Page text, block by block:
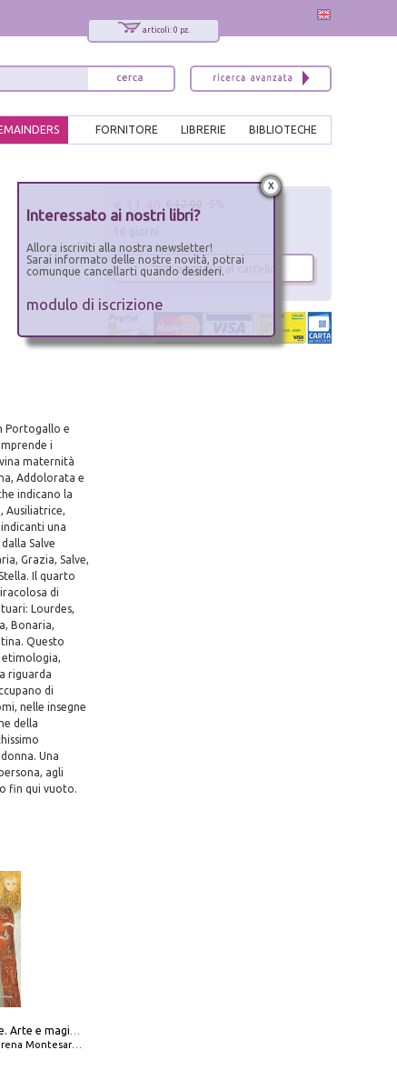
articoli: 0 pz.
BIBLIOTECHE
LIBRERIE
FORNITORE
Portogallo e
i
maternità
Addolorata e
indicano la
Ausiliatrice,
una
Salve
Grazia, Salve,
Il quarto
di
Lourdes,
Bonaria,
Questo
etimologia,
riguarda
di
nelle insegne
della
Una
agli
fin qui vuoto.
Montesarchio
€ 11.40
aggiungi al carrello
x
Interessato ai nostri libri?
Allora iscriviti alla nostra newsletter!
Sarai informato delle nostre novità, potrai
comunque cancellarti quando desideri.
modulo di iscrizione